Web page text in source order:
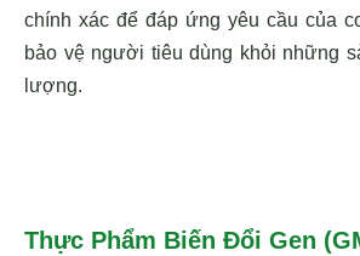
chính xác để đáp ứng yêu cầu của
bảo vệ người tiêu dùng khỏi những
lượng.
Thực Phẩm Biến Đổi Gen